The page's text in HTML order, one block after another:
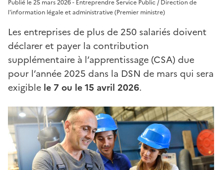
Publié le 25 mars 2026 - Entreprendre Service Public / Direction de
l'information légale et administrative (Premier ministre)
Les entreprises de plus de 250 salariés doivent
déclarer et payer la contribution
supplémentaire à l’apprentissage (CSA) due
pour l’année 2025 dans la DSN de mars qui sera
exigible le 7 ou le 15 avril 2026.